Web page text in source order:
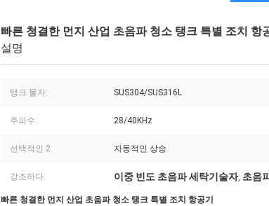
빠른 청결한 먼지 산업 초음파 청소 탱크 특별 조치 항
설명
탱크 물자: SUS304/SUS316L
주파수: 28/40KHz
선택적인 2: 자동적인 상승
강조하다: 이중 빈도 초음파 세탁기술자, 초음
빠른 청결한 먼지 산업 초음파 청소 탱크 특별 조치 항공기